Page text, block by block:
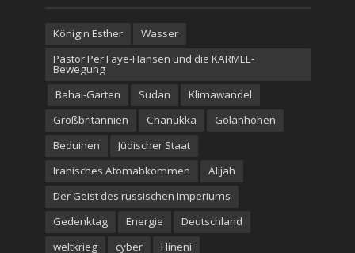
Königin Esther
Wasser
Pastor Per Faye-Hansen und die KARMEL-
Bewegung
Bahai-Garten
Sudan
Klimawandel
Großbritannien
Chanukka
Golanhöhen
Beduinen
Jüdischer Staat
Iranisches Atomabkommen
Alijah
Der Geist des russischen Imperiums
Gedenktag
Energie
Deutschland
weltkrieg
cyber Hineni